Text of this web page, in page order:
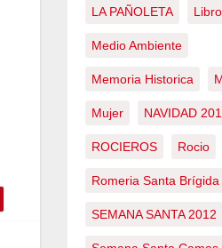
LA PAÑOLETA
Medio Ambiente
Memoria Historica
Mujer NAVIDAD
ROCIEROS Rocio
Romeria Santa Brígida
SEMANA SANTA 2012